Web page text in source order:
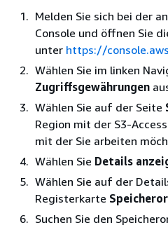
Melden Sie sich bei der
Console und öffnen Sie
unter https://
Wählen Sie im linken
Zugriffsgewährungen
Wählen Sie auf der Seite
Region mit der S3-
mit der Sie arbeiten
Wählen Sie Details
Wählen Sie auf der
Registerkarte
Suchen Sie den